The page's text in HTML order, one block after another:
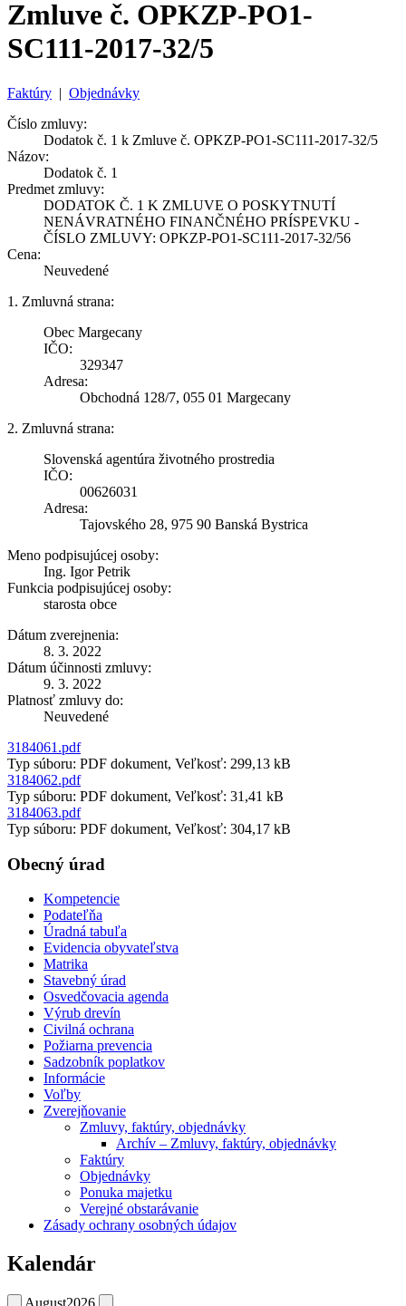
Zmluve č. OPKZP-PO1-
SC111-2017-32/5
Faktúry | Objednávky
Číslo zmluvy:
Dodatok č. 1 k Zmluve č. OPKZP-PO1-SC111-2017-32/5
Názov:
Dodatok č. 1
Predmet zmluvy:
DODATOK Č. 1 K ZMLUVE O POSKYTNUTÍ
NENÁVRATNÉHO FINANČNÉHO PRÍSPEVKU -
ČÍSLO ZMLUVY: OPKZP-PO1-SC111-2017-32/56
Cena:
Neuvedené
1. Zmluvná strana:
Obec Margecany
IČO:
329347
Adresa:
Obchodná 128/7, 055 01 Margecany
2. Zmluvná strana:
Slovenská agentúra životného prostredia
IČO:
00626031
Adresa:
Tajovského 28, 975 90 Banská Bystrica
Meno podpisujúcej osoby:
Ing. Igor Petrik
Funkcia podpisujúcej osoby:
starosta obce
Dátum zverejnenia:
8. 3. 2022
Dátum účinnosti zmluvy:
9. 3. 2022
Platnosť zmluvy do:
Neuvedené
3184061.pdf
Typ súboru: PDF dokument, Veľkosť: 299,13 kB
3184062.pdf
Typ súboru: PDF dokument, Veľkosť: 31,41 kB
3184063.pdf
Typ súboru: PDF dokument, Veľkosť: 304,17 kB
Obecný úrad
Kompetencie
Podateľňa
Úradná tabuľa
Evidencia obyvateľstva
Matrika
Stavebný úrad
Osvedčovacia agenda
Výrub drevín
Civilná ochrana
Požiarna prevencia
Sadzobník poplatkov
Informácie
Voľby
Zverejňovanie
Zmluvy, faktúry, objednávky
Archív – Zmluvy, faktúry, objednávky
Faktúry
Objednávky
Ponuka majetku
Verejné obstarávanie
Zásady ochrany osobných údajov
Kalendár